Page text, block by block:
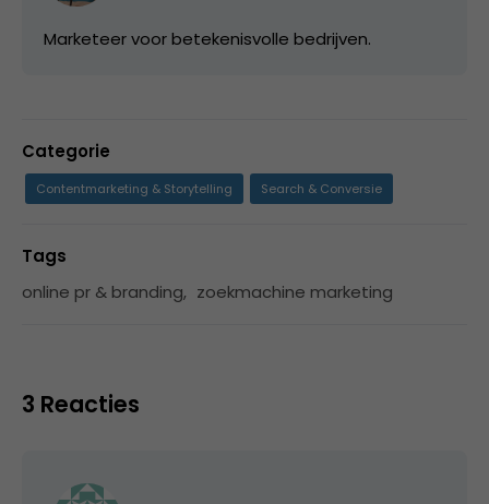
Marketeer voor betekenisvolle bedrijven.
Categorie
Contentmarketing & Storytelling Search & Conversie
Tags
online pr & branding, zoekmachine marketing
3 Reacties